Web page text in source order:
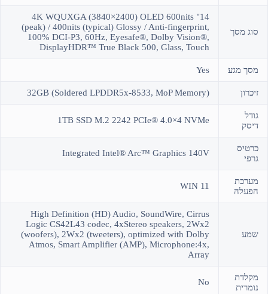
סוג מסך
14" 4K WQUXGA (3840×2400) OLED 600nits
(peak) / 400nits (typical) Glossy / Anti-fingerprint,
100% DCI-P3, 60Hz, Eyesafe®, Dolby Vision®,
DisplayHDR™ True Black 500, Glass, Touch
מסך מגע Yes
זיכרון 32GB (Soldered LPDDR5x-8533, MoP Memory)
גודל
דיסק
1TB SSD M.2 2242 PCIe® 4.0×4 NVMe
כרטיס
גרפי
Integrated Intel® Arc™ Graphics 140V
מערכת
הפעלה
WIN 11
שמע
High Definition (HD) Audio, SoundWire, Cirrus
Logic CS42L43 codec, 4xStereo speakers, 2Wx2
(woofers), 2Wx2 (tweeters), optimized with Dolby
Atmos, Smart Amplifier (AMP), Microphone:4x,
Array
מקלדת
נומרית
No